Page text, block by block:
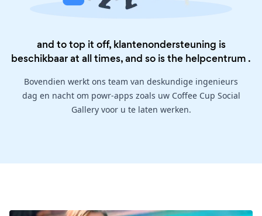
and to top it off, klantenondersteuning is
beschikbaar at all times, and so is the helpcentrum .
Bovendien werkt ons team van deskundige ingenieurs
dag en nacht om powr-apps zoals uw Coffee Cup Social
Gallery voor u te laten werken.